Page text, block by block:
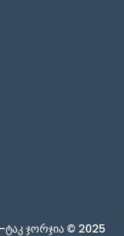
ჯორჯია © 2025